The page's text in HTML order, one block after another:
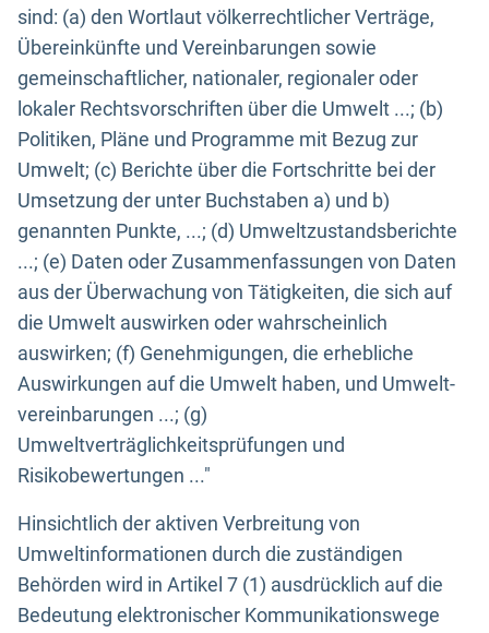
sind: (a) den Wortlaut völkerrechtlicher Verträge,
Übereinkünfte und Vereinbarungen sowie
gemeinschaftlicher, nationaler, regionaler oder
lokaler Rechtsvorschriften über die Umwelt ...; (b)
Politiken, Pläne und Programme mit Bezug zur
Umwelt; (c) Berichte über die Fortschritte bei der
Umsetzung der unter Buchstaben a) und b)
genannten Punkte, ...; (d) Umweltzustandsberichte
...; (e) Daten oder Zusammenfassungen von Daten
aus der Überwachung von Tätigkeiten, die sich auf
die Umwelt auswirken oder wahrscheinlich
auswirken; (f) Genehmigungen, die erhebliche
Auswirkungen auf die Umwelt haben, und Umwelt-
vereinbarungen ...; (g)
Umweltverträglichkeitsprüfungen und
Risikobewertungen ..."
Hinsichtlich der aktiven Verbreitung von
Umweltinformationen durch die zuständigen
Behörden wird in Artikel 7 (1) ausdrücklich auf die
Bedeutung elektronischer Kommunikationswege